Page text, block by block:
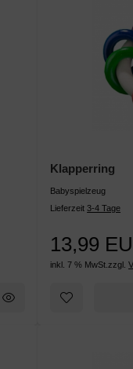
Klapperring
Babyspielzeug
Lieferzeit3-4 Tage
13,99
inkl. 7 % MwSt. zzgl.